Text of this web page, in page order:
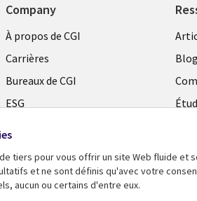
Company
Useful
links
CANADA
FR
À propos de CGI
Carrières
Bureaux de CGI
ESG
FR
En
tiers pour vous offrir un site Web fluide
et ne sont définis qu'avec votre
aucun ou certains d'entre eux.